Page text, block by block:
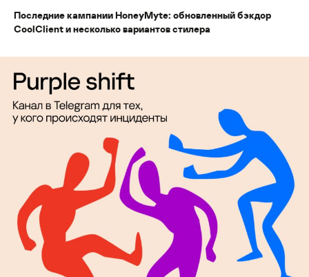
Последние кампании HoneyMyte: обновленный бэкдор
CoolClient и несколько вариантов стилера